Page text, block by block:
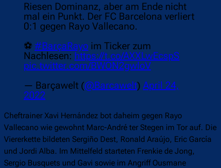
Riesen Dominanz, aber am Ende nicht
mal ein Punkt. Der FC Barcelona verliert
0:1 gegen Rayo Vallecano.
⚽ #BarçaRayo im Ticker zum
Nachlesen: https://t.co/AXXLwEcspS
pic.twitter.com/BWON2gwloV
— Barçawelt (@Barcawelt) April 24,
2022
Cheftrainer Xavi Hernández bot daheim gegen Rayo
Vallecano wie gewohnt Marc-André ter Stegen im Tor auf. Die
Viererkette bildeten Sergiño Dest, Ronald Araújo, Eric García
und Jordi Alba. Im Mittelfeld starteten Frenkie de Jong,
Sergio Busquets und Gavi sowie im Angriff Ousmane